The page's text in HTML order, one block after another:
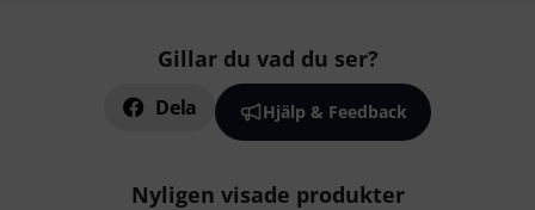
Gillar du vad du ser?
Dela Hjälp & Feedback
Nyligen visade produkter